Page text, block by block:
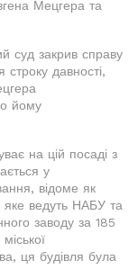
Мецгера та
суд закрив справу
строку давності,
йому
на цій посаді з
у
відоме як
яке ведуть НАБУ та
заводу за 185
ця будівля була